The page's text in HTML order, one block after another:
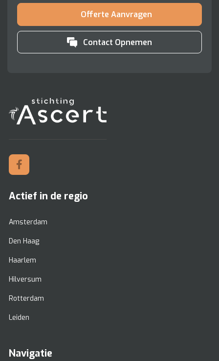
Offerte Aanvragen
Contact Opnemen
Actief in de regio
Amsterdam
Den Haag
Haarlem
Hilversum
Rotterdam
Leiden
Navigatie